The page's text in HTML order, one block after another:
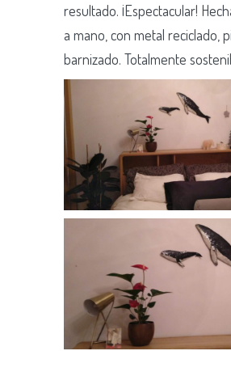
resultado. ¡Espectacular!
a mano, con metal reciclado,
barnizado. Totalmente